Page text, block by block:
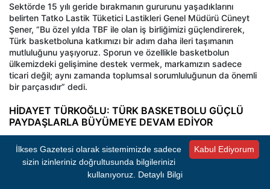
Sektörde 15 yılı geride bırakmanın gururunu yaşadıklarını
belirten Tatko Lastik Tüketici Lastikleri Genel Müdürü Cüneyt
Şener, “Bu özel yılda TBF ile olan iş birliğimizi güçlendirerek,
Türk basketboluna katkımızı bir adım daha ileri taşımanın
mutluluğunu yaşıyoruz. Sporun ve özellikle basketbolun
ülkemizdeki gelişimine destek vermek, markamızın sadece
ticari değil; aynı zamanda toplumsal sorumluluğunun da önemli
bir parçasıdır” dedi.
HİDAYET TÜRKOĞLU: TÜRK BASKETBOLU GÜÇLÜ
PAYDAŞLARLA BÜYÜMEYE DEVAM EDİYOR
Lig düzeyinde destek aldıkları markanın şimdi ise milli takımların
yanında yer almasından büyük mutluluk duyduklarını dile
getiren TBF Başkanı Hidayet Türkoğlu, “Basketbolumuza daha
önce lig düzeyinde destek veren paydaşımızın şimdi de milli
Kabul Ediyorum
İlkses Gazetesi olarak sistemimizde sadece
sizin izinleriniz doğrultusunda bilgilerinizi
kullanıyoruz. Detaylı Bilgi